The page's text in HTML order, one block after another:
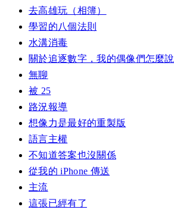
去高雄玩（相簿）
學習的八個法則
水溝消毒
關於追逐數字，我的偶像們怎麼說
無聊
被 25
路況報導
想像力是最好的重製版
語言主權
不知道答案也沒關係
從我的 iPhone 傳送
主流
這張已經有了